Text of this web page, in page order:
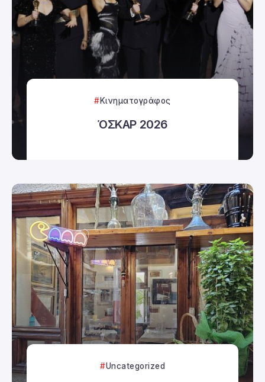
Κινηματογράφος
ΌΣΚΑΡ 2026
Uncategorized